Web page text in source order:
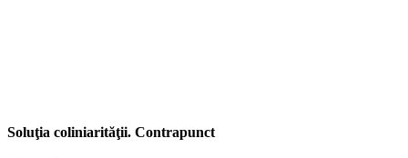
Soluţia coliniarităţii. Contrapunct